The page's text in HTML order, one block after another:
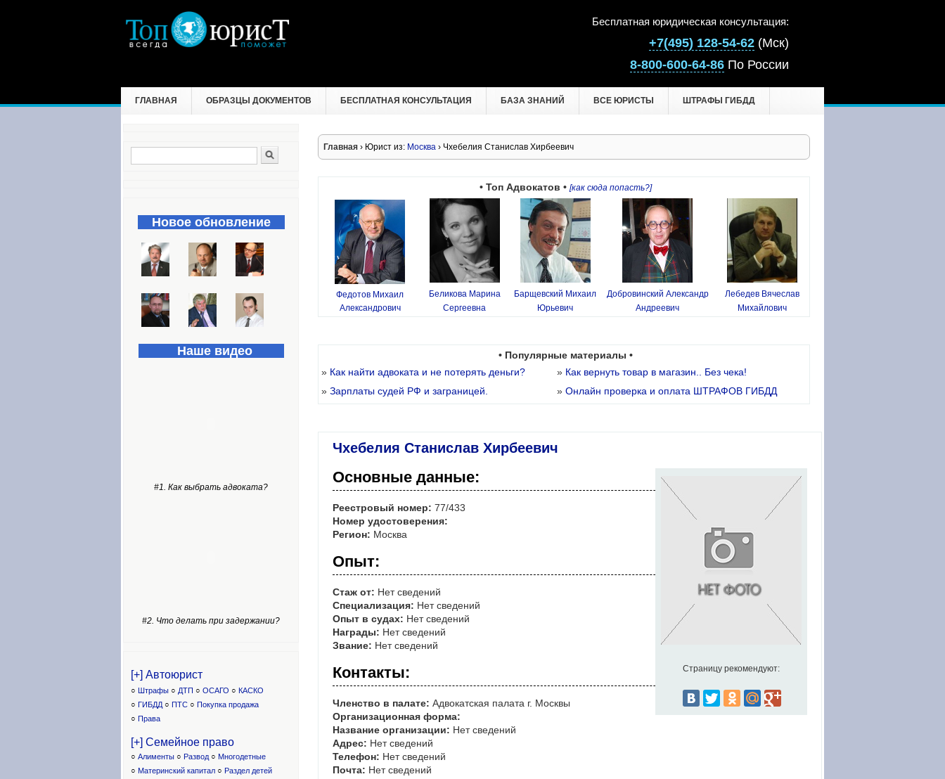
Бесплатная юридическая консультация:
+7(495) 128-54-62 (Мск)
8-800-600-64-86 По России
ГЛАВНАЯ ОБРАЗЦЫ ДОКУМЕНТОВ БЕСПЛАТНАЯ КОНСУЛЬТАЦИЯ БАЗА ЗНАНИЙ ВСЕ ЮРИСТЫ ШТРАФЫ ГИБДД
Главная › Юрист из: Москва › Чхебелия Станислав Хирбеевич
• Топ Адвокатов • [как сюда попасть?]
Федотов Михаил
Александрович
Беликова Марина
Сергеевна
Барщевский Михаил
Юрьевич
Добровинский Александр
Андреевич
Лебедев Вячеслав
Михайлович
• Популярные материалы •
» Как найти адвоката и не потерять деньги? » Как вернуть товар в магазин.. Без чека!
» Зарплаты судей РФ и заграницей. » Онлайн проверка и оплата ШТРАФОВ ГИБДД
Чхебелия Станислав Хирбеевич
Страницу рекомендуют:
Основные данные:
Реестровый номер: 77/433
Номер удостоверения:
Регион: Москва
Опыт:
Стаж от: Нет сведений
Специализация: Нет сведений
Опыт в судах: Нет сведений
Награды: Нет сведений
Звание: Нет сведений
Контакты:
Членство в палате: Адвокатская палата г. Москвы
Организационная форма:
Название организации: Нет сведений
Адрес: Нет сведений
Телефон: Нет сведений
Почта: Нет сведений
Форма поиска
Новое обновление
Наше видео
#1. Как выбрать адвоката?
#2. Что делать при задержании?
[+] Автоюрист
○ Штрафы ○ ДТП ○ ОСАГО ○ КАСКО
○ ГИБДД ○ ПТС ○ Покупка продажа
○ Права
[+] Семейное право
○ Алименты ○ Развод ○ Многодетные
○ Материнский капитал ○ Раздел детей